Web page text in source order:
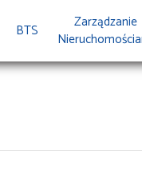
BTS
Zarządzanie